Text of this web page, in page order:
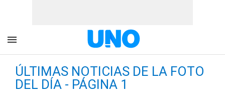
ÚLTIMAS NOTICIAS DE LA FOTO
DEL DÍA - PÁGINA 1